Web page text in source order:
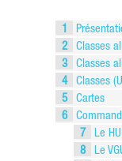
1
2
Classes
3
Classes
4
Classes
5
Cartes
6
7
Le
8
Le